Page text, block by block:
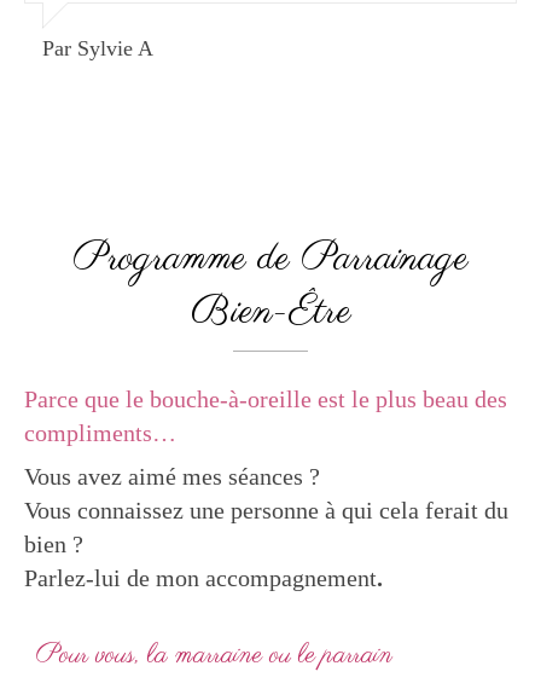
Par Sylvie A
Programme de Parrainage
Bien-Être
Parce que le bouche-à-oreille est le plus beau des
compliments…
Vous avez aimé mes séances ?
Vous connaissez une personne à qui cela ferait du
bien ?
Parlez-lui de mon accompagnement.
Pour vous, la marraine ou le parrain